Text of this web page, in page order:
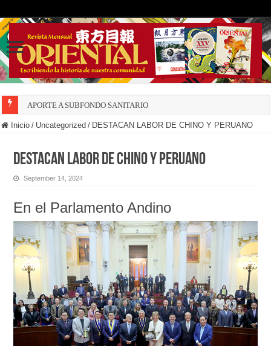
APORTE A SUBFONDO SANITARIO
Inicio / Uncategorized / DESTACAN LABOR DE CHINO Y PERUANO
DESTACAN LABOR DE CHINO Y PERUANO
September 14, 2024
En el Parlamento Andino